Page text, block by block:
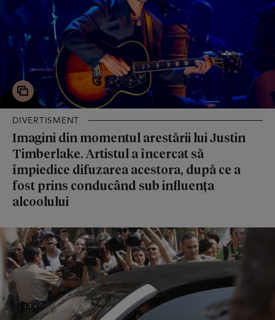
DIVERTISMENT
Imagini din momentul arestării lui Justin
Timberlake. Artistul a încercat să
împiedice difuzarea acestora, după ce a
fost prins conducând sub influența
alcoolului